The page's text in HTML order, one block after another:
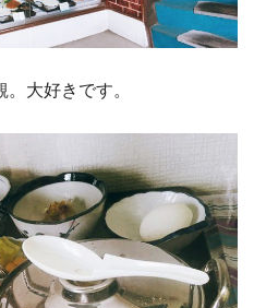
大好きです。